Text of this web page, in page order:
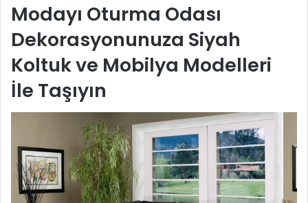
Modayı Oturma Odası
Dekorasyonunuza Siyah
Koltuk ve Mobilya Modelleri
İle Taşıyın